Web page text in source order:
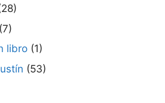
(7)
libro (1)
(53)